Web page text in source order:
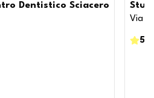
Dentistico Sciacero
Via
5